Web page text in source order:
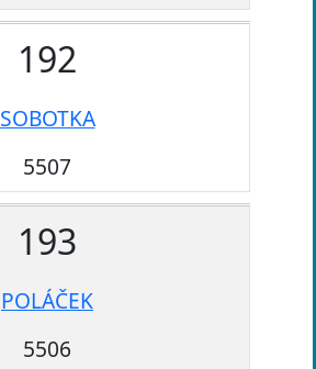
192
SOBOTKA
5507
193
POLÁČEK
5506